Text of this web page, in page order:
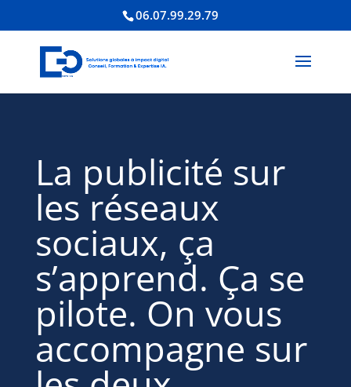
06.07.99.29.79
La publicité sur
les réseaux
sociaux, ça
s’apprend. Ça se
pilote. On vous
accompagne sur